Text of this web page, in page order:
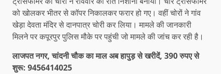
को खोलकर भीतर से कॉपर निकालकर फरार हो गए। वहीं चोरों ने गांव
खेड़ा देवता मंदिर से दानपात्र चोरी कर लिया। मामले की जानकारी
मिलने पर कपूरपुर पुलिस मौके पर पहुंची जो मामले की जांच कर रही है।
लाजपत नगर, चांदनी चौक का माल अब हापुड़ से खरीदें, 390 रुपए से
शुरू: 9456414025